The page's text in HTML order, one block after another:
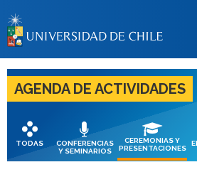
BIBLIOTECAS
LA
Postulantes
Estudiantes
Académicas/os
AGENDA DE ACTIVIDADES
TODAS
CONFERENCIAS
Y SEMINARIOS
CEREMONIAS Y
PRESENTACIONES